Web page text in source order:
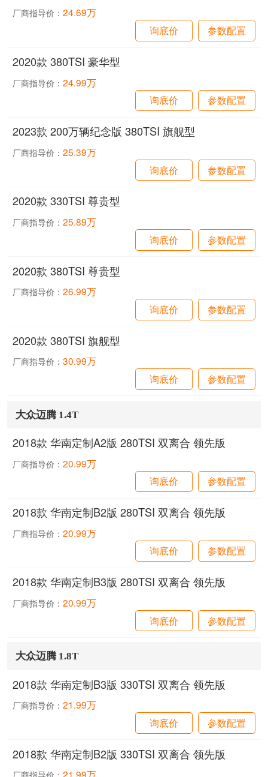
厂商指导价：24.69万
询底价
参数配置
2020款 380TSI 豪华型
厂商指导价：24.99万
询底价
参数配置
2023款 200万辆纪念版 380TSI 旗舰型
厂商指导价：25.39万
询底价
参数配置
2020款 330TSI 尊贵型
厂商指导价：25.89万
询底价
参数配置
2020款 380TSI 尊贵型
厂商指导价：26.99万
询底价
参数配置
2020款 380TSI 旗舰型
厂商指导价：30.99万
询底价
参数配置
大众迈腾 1.4T
2018款 华南定制A2版 280TSI 双离合 领先版
厂商指导价：20.99万
询底价
参数配置
2018款 华南定制B2版 280TSI 双离合 领先版
厂商指导价：20.99万
询底价
参数配置
2018款 华南定制B3版 280TSI 双离合 领先版
厂商指导价：20.99万
询底价
参数配置
大众迈腾 1.8T
2018款 华南定制B3版 330TSI 双离合 领先版
厂商指导价：21.99万
询底价
参数配置
2018款 华南定制B2版 330TSI 双离合 领先版
21.99万